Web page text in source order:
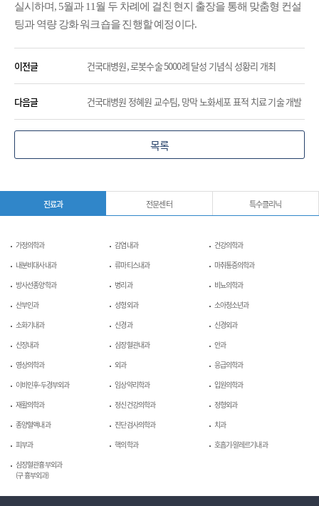
실시하며, 5월과 11월 두 차례에 걸친 현지 출장을 통해 맞춤형 컨설
팅과 역량 강화 워크숍을 진행할 예정이다.
이전글 건국대병원, 로봇수술 5000례 달성 기념식 성황리 개최
다음글 건국대병원 정혜원 교수팀, 망막 노화세포 표적 치료 기술 개발
목록
진료과 전문센터 특수클리닉
가정의학과 감염내과
건강의학과
내분비대사내과
류마티스내과
마취통증의학과
방사선종양학과
병리과
비뇨의학과
산부인과
성형외과
소아청소년과
소화기내과
신경과
신경외과
신장내과
심장혈관내과
안과
영상의학과
외과
응급의학과
이비인후-두경부외과
임상약리학과
입원의학과
재활의학과
정신건강의학과
정형외과
종양혈액내과
진단검사의학과
치과
피부과
핵의학과
호흡기-알레르기내과
심장혈관흉부외과
(구 흉부외과)